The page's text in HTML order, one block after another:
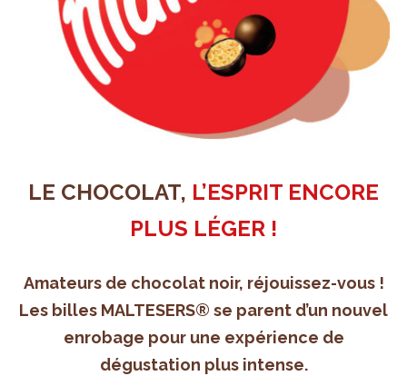
LE CHOCOLAT, L’ESPRIT ENCORE
PLUS LÉGER !
Amateurs de chocolat noir, réjouissez-vous !
Les billes MALTESERS® se parent d’un nouvel
enrobage pour une expérience de
dégustation plus intense.